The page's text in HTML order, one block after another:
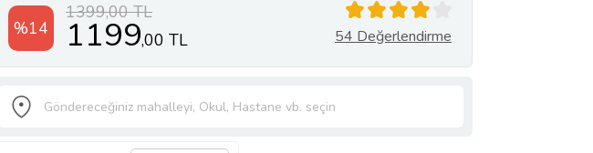
%14
1399,00 TL
1199,00 TL 54 Değerlendirme